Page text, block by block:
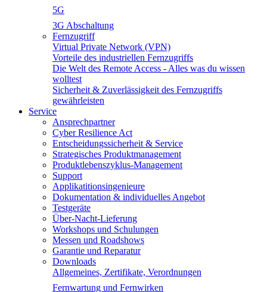
5G
3G Abschaltung
Fernzugriff
Virtual Private Network (VPN)
Vorteile des industriellen Fernzugriffs
Die Welt des Remote Access - Alles was du wissen
wolltest
Sicherheit & Zuverlässigkeit des Fernzugriffs
gewährleisten
Service
Ansprechpartner
Cyber Resilience Act
Entscheidungssicherheit & Service
Strategisches Produktmanagement
Produktlebenszyklus-Management
Support
Applikatitionsingenieure
Dokumentation & individuelles Angebot
Testgeräte
Über-Nacht-Lieferung
Workshops und Schulungen
Messen und Roadshows
Garantie und Reparatur
Downloads
Allgemeines, Zertifikate, Verordnungen
Fernwartung und Fernwirken